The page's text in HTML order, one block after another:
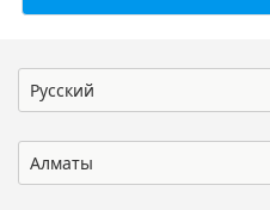
Русский
Алматы